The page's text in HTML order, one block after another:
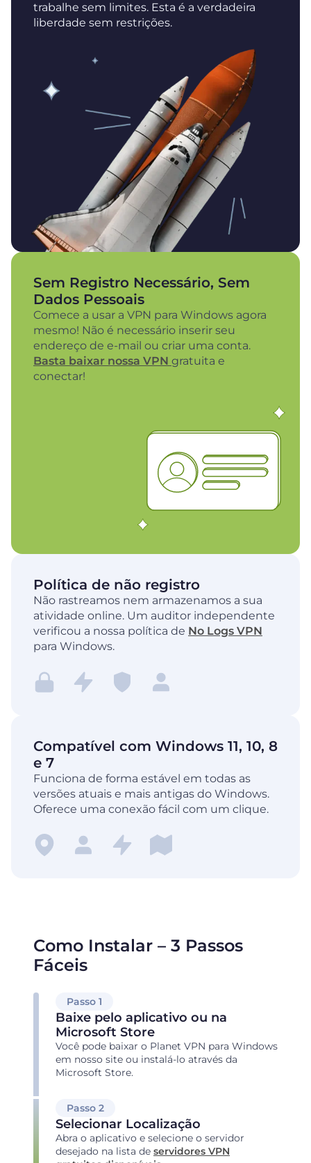
trabalhe sem limites. Esta é a verdadeira
liberdade sem restrições.
Sem Registro Necessário, Sem
Dados Pessoais
Comece a usar a VPN para Windows agora
mesmo! Não é necessário inserir seu
endereço de e-mail ou criar uma conta.
Basta baixar nossa VPN gratuita e
conectar!
Política de não registro
Não rastreamos nem armazenamos a sua
atividade online. Um auditor independente
verificou a nossa política de No Logs VPN
para Windows.
Compatível com Windows 11, 10, 8
e 7
Funciona de forma estável em todas as
versões atuais e mais antigas do Windows.
Oferece uma conexão fácil com um clique.
Como Instalar – 3 Passos
Fáceis
Passo 1
Baixe pelo aplicativo ou na
Microsoft Store
Você pode baixar o Planet VPN para Windows
em nosso site ou instalá-lo através da
Microsoft Store.
Passo 2
Selecionar Localização
Abra o aplicativo e selecione o servidor
desejado na lista de servidores VPN